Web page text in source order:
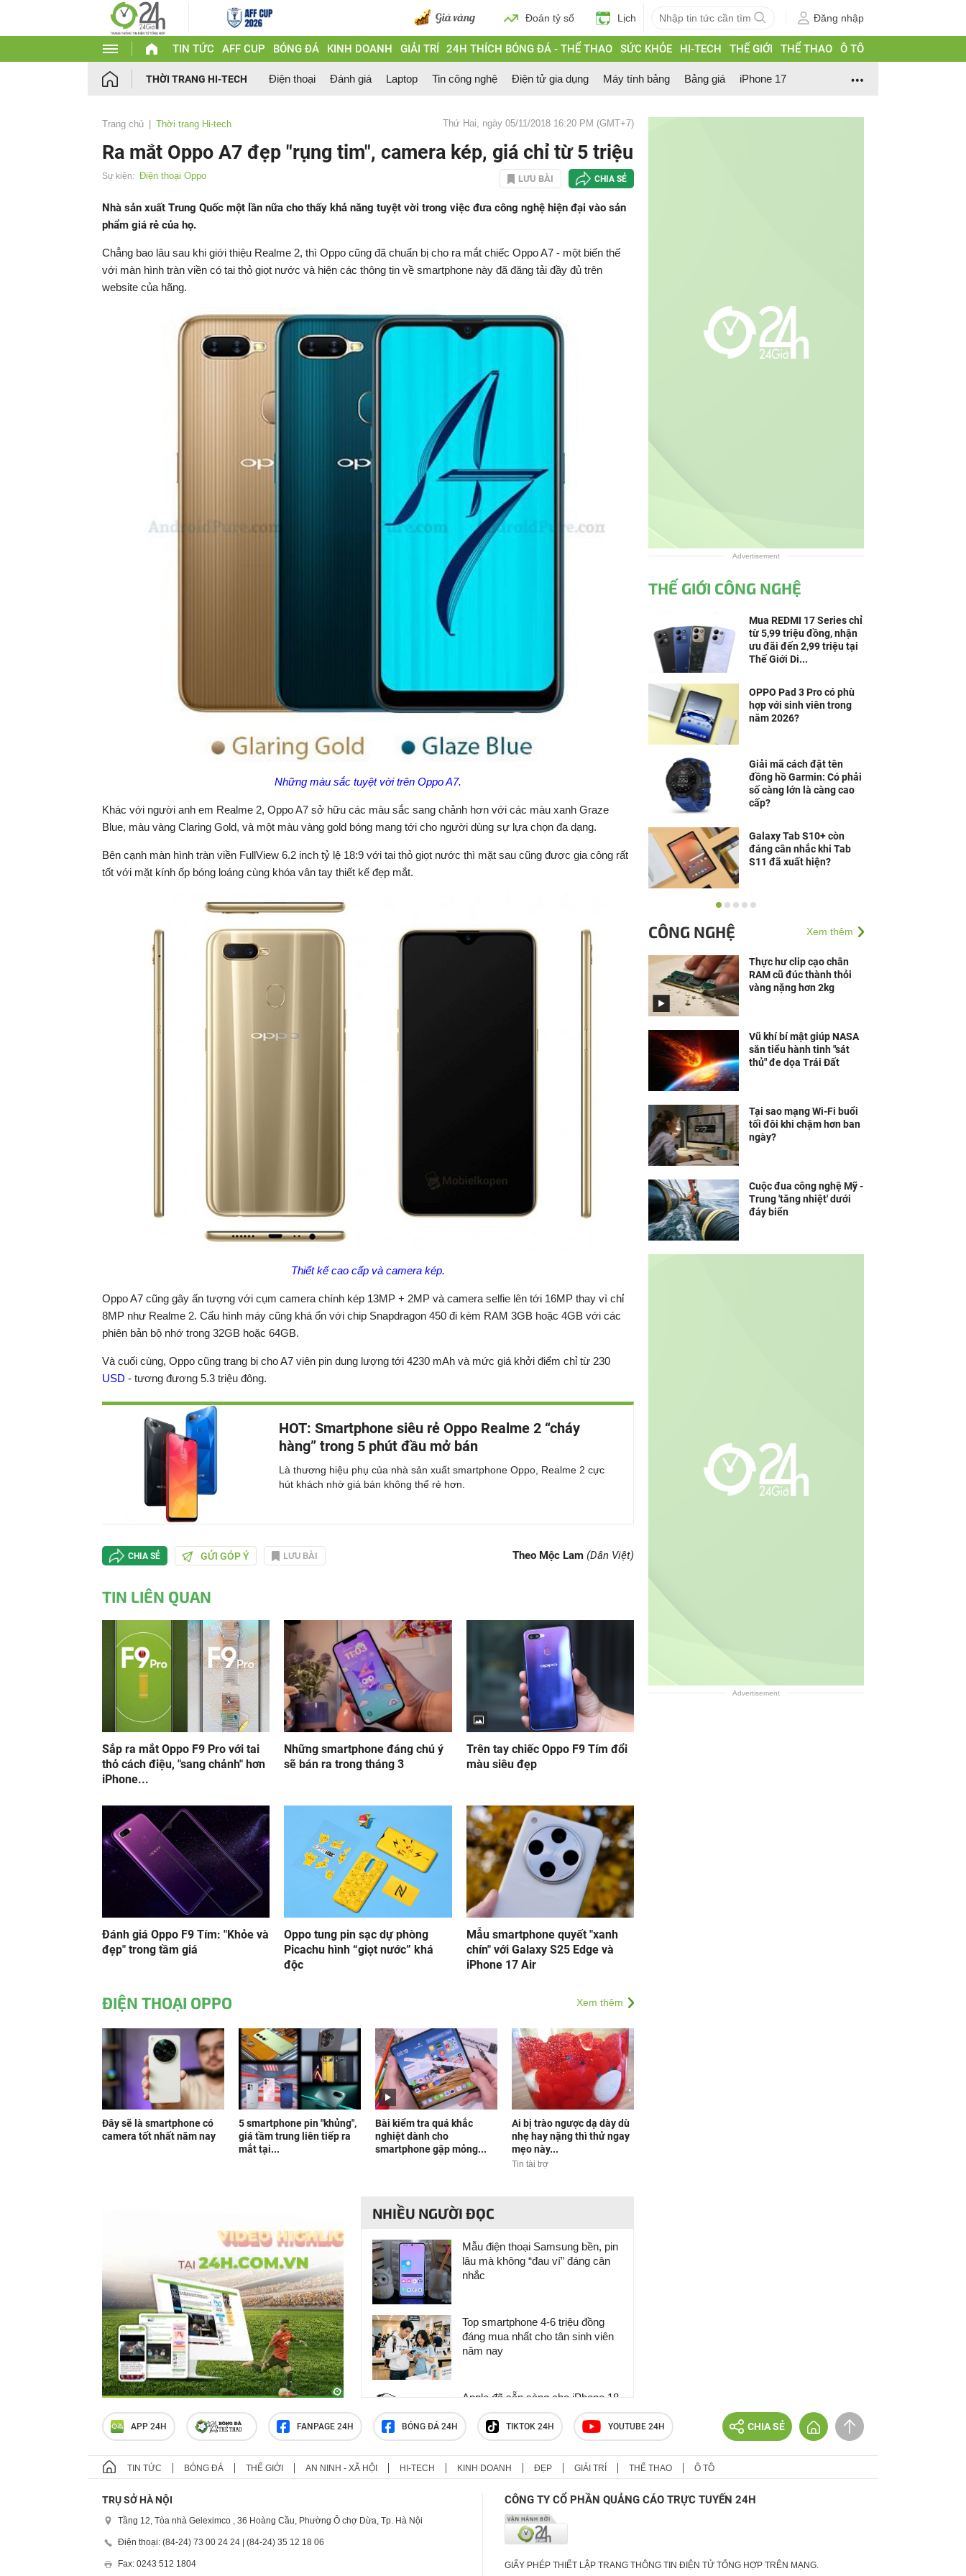
Đoán tỷ số Lịch Đăng nhập
TIN TỨC AFF CUP BÓNG ĐÁ KINH DOANH GIẢI TRÍ 24H THÍCH BÓNG ĐÁ - THỂ THAO SỨC KHỎE HI-TECH THẾ GIỚI THỂ THAO Ô TÔ
THỜI TRANG HI-TECH Điện thoại Đánh giá Laptop Tin công nghệ Điện tử gia dụng Máy tính bảng Bảng giá iPhone 17
Trang chủ Thời trang Hi-tech Thứ Hai, ngày 05/11/2018 16:20 PM (GMT+7)
Ra mắt Oppo A7 đẹp "rụng tim", camera kép, giá chỉ từ 5 triệu
Sự kiện: Điện thoại Oppo LƯU BÀI CHIA SẺ
Nhà sản xuất Trung Quốc một lần nữa cho thấy khả năng tuyệt vời trong việc đưa công nghệ hiện đại vào sản
phẩm giá rẻ của họ.
Chẳng bao lâu sau khi giới thiệu Realme 2, thì Oppo cũng đã chuẩn bị cho ra mắt chiếc Oppo A7 - một biến thế
với màn hình tràn viền có tai thỏ giọt nước và hiện các thông tin về smartphone này đã đăng tải đầy đủ trên
website của hãng.
Những màu sắc tuyệt vời trên Oppo A7.
Khác với người anh em Realme 2, Oppo A7 sở hữu các màu sắc sang chảnh hơn với các màu xanh Graze
Blue, màu vàng Claring Gold, và một màu vàng gold bóng mang tới cho người dùng sự lựa chọn đa dạng.
Bên cạnh màn hình tràn viền FullView 6.2 inch tỷ lệ 18:9 với tai thỏ giọt nước thì mặt sau cũng được gia công rất
tốt với mặt kính ốp bóng loáng cùng khóa vân tay thiết kế đẹp mắt.
Thiết kế cao cấp và camera kép.
Oppo A7 cũng gây ấn tượng với cụm camera chính kép 13MP + 2MP và camera selfie lên tới 16MP thay vì chỉ
8MP như Realme 2. Cấu hình máy cũng khá ổn với chip Snapdragon 450 đi kèm RAM 3GB hoặc 4GB với các
phiên bản bộ nhớ trong 32GB hoặc 64GB.
Và cuối cùng, Oppo cũng trang bị cho A7 viên pin dung lượng tới 4230 mAh và mức giá khởi điểm chỉ từ 230
USD - tương đương 5.3 triệu đông.
HOT: Smartphone siêu rẻ Oppo Realme 2 “cháy
hàng” trong 5 phút đầu mở bán
Là thương hiệu phụ của nhà sản xuất smartphone Oppo, Realme 2 cực
hút khách nhờ giá bán không thể rẻ hơn.
CHIA SẺ GỬI GÓP Ý LƯU BÀI Theo Mộc Lam (Dân Việt)
TIN LIÊN QUAN
Sắp ra mắt Oppo F9 Pro với tai
thỏ cách điệu, "sang chảnh" hơn
iPhone...
Những smartphone đáng chú ý
sẽ bán ra trong tháng 3
Trên tay chiếc Oppo F9 Tím đổi
màu siêu đẹp
Đánh giá Oppo F9 Tím: "Khỏe và
đẹp" trong tầm giá
Oppo tung pin sạc dự phòng
Picachu hình “giọt nước” khá
độc
Mẫu smartphone quyết "xanh
chín" với Galaxy S25 Edge và
iPhone 17 Air
ĐIỆN THOẠI OPPO Xem thêm
Đây sẽ là smartphone có
camera tốt nhất năm nay
5 smartphone pin "khủng",
giá tầm trung liên tiếp ra
mắt tại...
Bài kiểm tra quá khắc
nghiệt dành cho
smartphone gập mỏng...
Ai bị trào ngược dạ dày dù
nhẹ hay nặng thì thử ngay
mẹo này...
Tin tài trợ
NHIỀU NGƯỜI ĐỌC
Mẫu điện thoại Samsung bền, pin
lâu mà không “đau ví” đáng cân
nhắc
Top smartphone 4-6 triệu đồng
đáng mua nhất cho tân sinh viên
năm nay
Apple đã sẵn sàng cho iPhone 18
Pro và iPhone Ultra
3 thứ giúp iPhone Ultra "đánh bại"
Advertisement
THẾ GIỚI CÔNG NGHỆ
Mua REDMI 17 Series chỉ
từ 5,99 triệu đồng, nhận
ưu đãi đến 2,99 triệu tại
Thế Giới Di...
OPPO Pad 3 Pro có phù
hợp với sinh viên trong
năm 2026?
Giải mã cách đặt tên
đồng hồ Garmin: Có phải
số càng lớn là càng cao
cấp?
Galaxy Tab S10+ còn
đáng cân nhắc khi Tab
S11 đã xuất hiện?
Laptop Windows cạnh
vẫn có lý do riêng để giữ
CÔNG NGHỆ Xem thêm
Thực hư clip cạo chân
RAM cũ đúc thành thỏi
vàng nặng hơn 2kg
Vũ khí bí mật giúp NASA
săn tiểu hành tinh "sát
thủ" đe dọa Trái Đất
Tại sao mạng Wi-Fi buổi
tối đôi khi chậm hơn ban
ngày?
Cuộc đua công nghệ Mỹ -
Trung 'tăng nhiệt' dưới
đáy biển
Advertisement
APP 24H FANPAGE 24H BÓNG ĐÁ 24H TIKTOK 24H YOUTUBE 24H CHIA SẺ
TIN TỨC BÓNG ĐÁ THẾ GIỚI AN NINH - XÃ HỘI HI-TECH KINH DOANH ĐẸP GIẢI TRÍ THỂ THAO Ô TÔ
TRỤ SỞ HÀ NỘI
Tầng 12, Tòa nhà Geleximco , 36 Hoàng Cầu, Phường Ô chợ Dừa, Tp. Hà Nội
Điện thoại: (84-24) 73 00 24 24 | (84-24) 35 12 18 06
Fax: 0243 512 1804
CÔNG TY CỔ PHẦN QUẢNG CÁO TRỰC TUYẾN 24H
GIẤY PHÉP THIẾT LẬP TRANG THÔNG TIN ĐIỆN TỬ TỔNG HỢP TRÊN MẠNG.